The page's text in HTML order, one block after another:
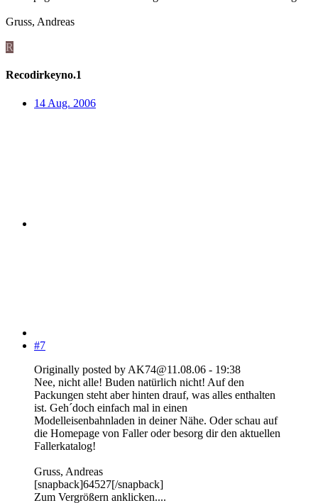
Gruss, Andreas
R
Recodirkeyno.1
14 Aug. 2006
#7
Originally posted by AK74@11.08.06 - 19:38
Nee, nicht alle! Buden natürlich nicht! Auf den
Packungen steht aber hinten drauf, was alles enthalten
ist. Geh´doch einfach mal in einen
Modelleisenbahnladen in deiner Nähe. Oder schau auf
die Homepage von Faller oder besorg dir den aktuellen
Fallerkatalog!
Gruss, Andreas
[snapback]64527[/snapback]
Zum Vergrößern anklicken....